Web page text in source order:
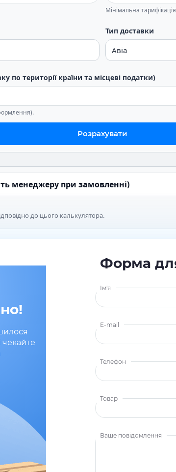
Мінімальна
Тип доставки
по території країни та місцеві податки)
Розрахувати
менеджеру при замовленні)
до цього калькулятора.
чекайте
Форма
Ім'я
E-mail
Телефон
Товар
Ваше повідомлення